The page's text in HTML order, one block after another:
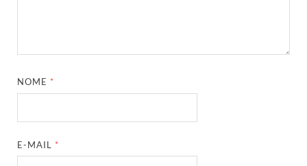
NOME *
E-MAIL *